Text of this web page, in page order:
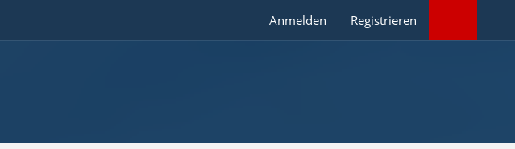
Anmelden Registrieren